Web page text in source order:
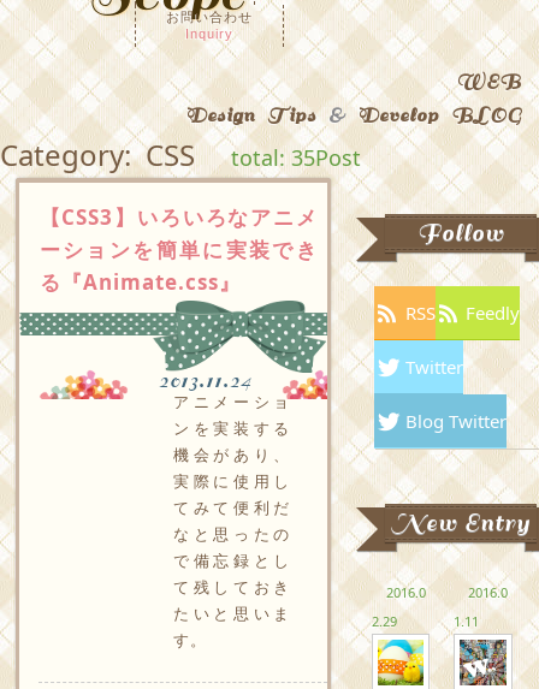
お問い合わせ
Inquiry
WEB
Design Tips & Develop BLOG
Category: CSS total: 35Post
【CSS3】いろいろなアニメ
ーションを簡単に実装でき
る『Animate.css』
2013.11.24
アニメーショ
ンを実装する
機会があり、
実際に使用し
てみて便利だ
なと思ったの
で備忘録とし
て残しておき
たいと思いま
す。
Follow
RSS Feedly
Twitter
Blog Twitter
New Entry
2016.0
2.29
2016.0
1.11